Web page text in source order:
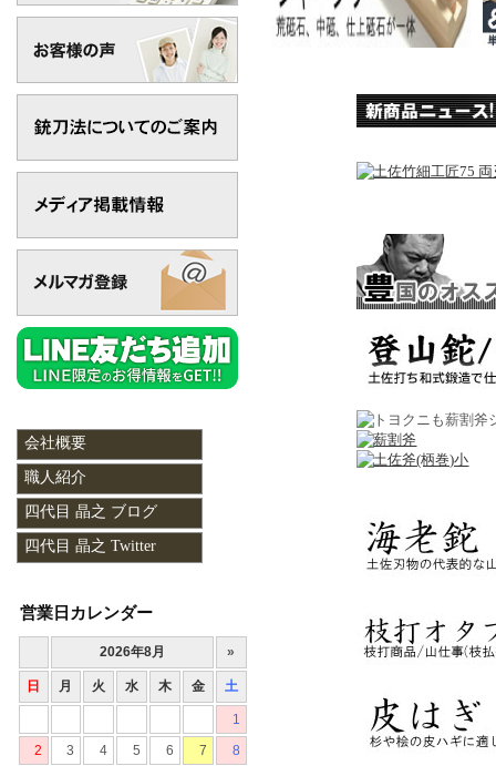
会社概要
職人紹介
四代目 晶之 ブログ
四代目 晶之 Twitter
営業日カレンダー